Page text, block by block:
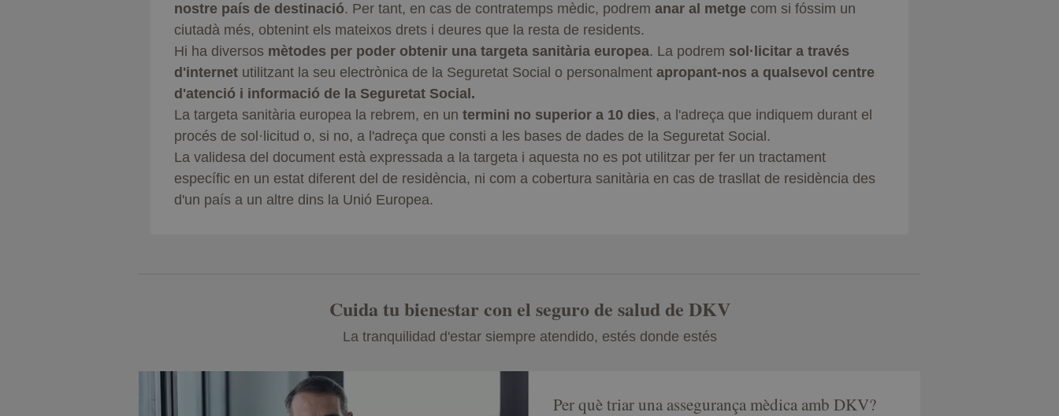
nostre país de destinació. Per tant, en cas de contratemps mèdic, podrem anar al metge com si fóssim un
ciutadà més, obtenint els mateixos drets i deures que la resta de residents.
Hi ha diversos mètodes per poder obtenir una targeta sanitària europea. La podrem sol·licitar a través
d'internet utilitzant la seu electrònica de la Seguretat Social o personalment apropant-nos a qualsevol centre
d'atenció i informació de la Seguretat Social.
La targeta sanitària europea la rebrem, en un termini no superior a 10 dies, a l'adreça que indiquem durant el
procés de sol·licitud o, si no, a l'adreça que consti a les bases de dades de la Seguretat Social.
La validesa del document està expressada a la targeta i aquesta no es pot utilitzar per fer un tractament
específic en un estat diferent del de residència, ni com a cobertura sanitària en cas de trasllat de residència des
d'un país a un altre dins la Unió Europea.
Cuida tu bienestar con el seguro de salud de DKV
La tranquilidad d'estar siempre atendido, estés donde estés
Per què triar una assegurança mèdica amb DKV?